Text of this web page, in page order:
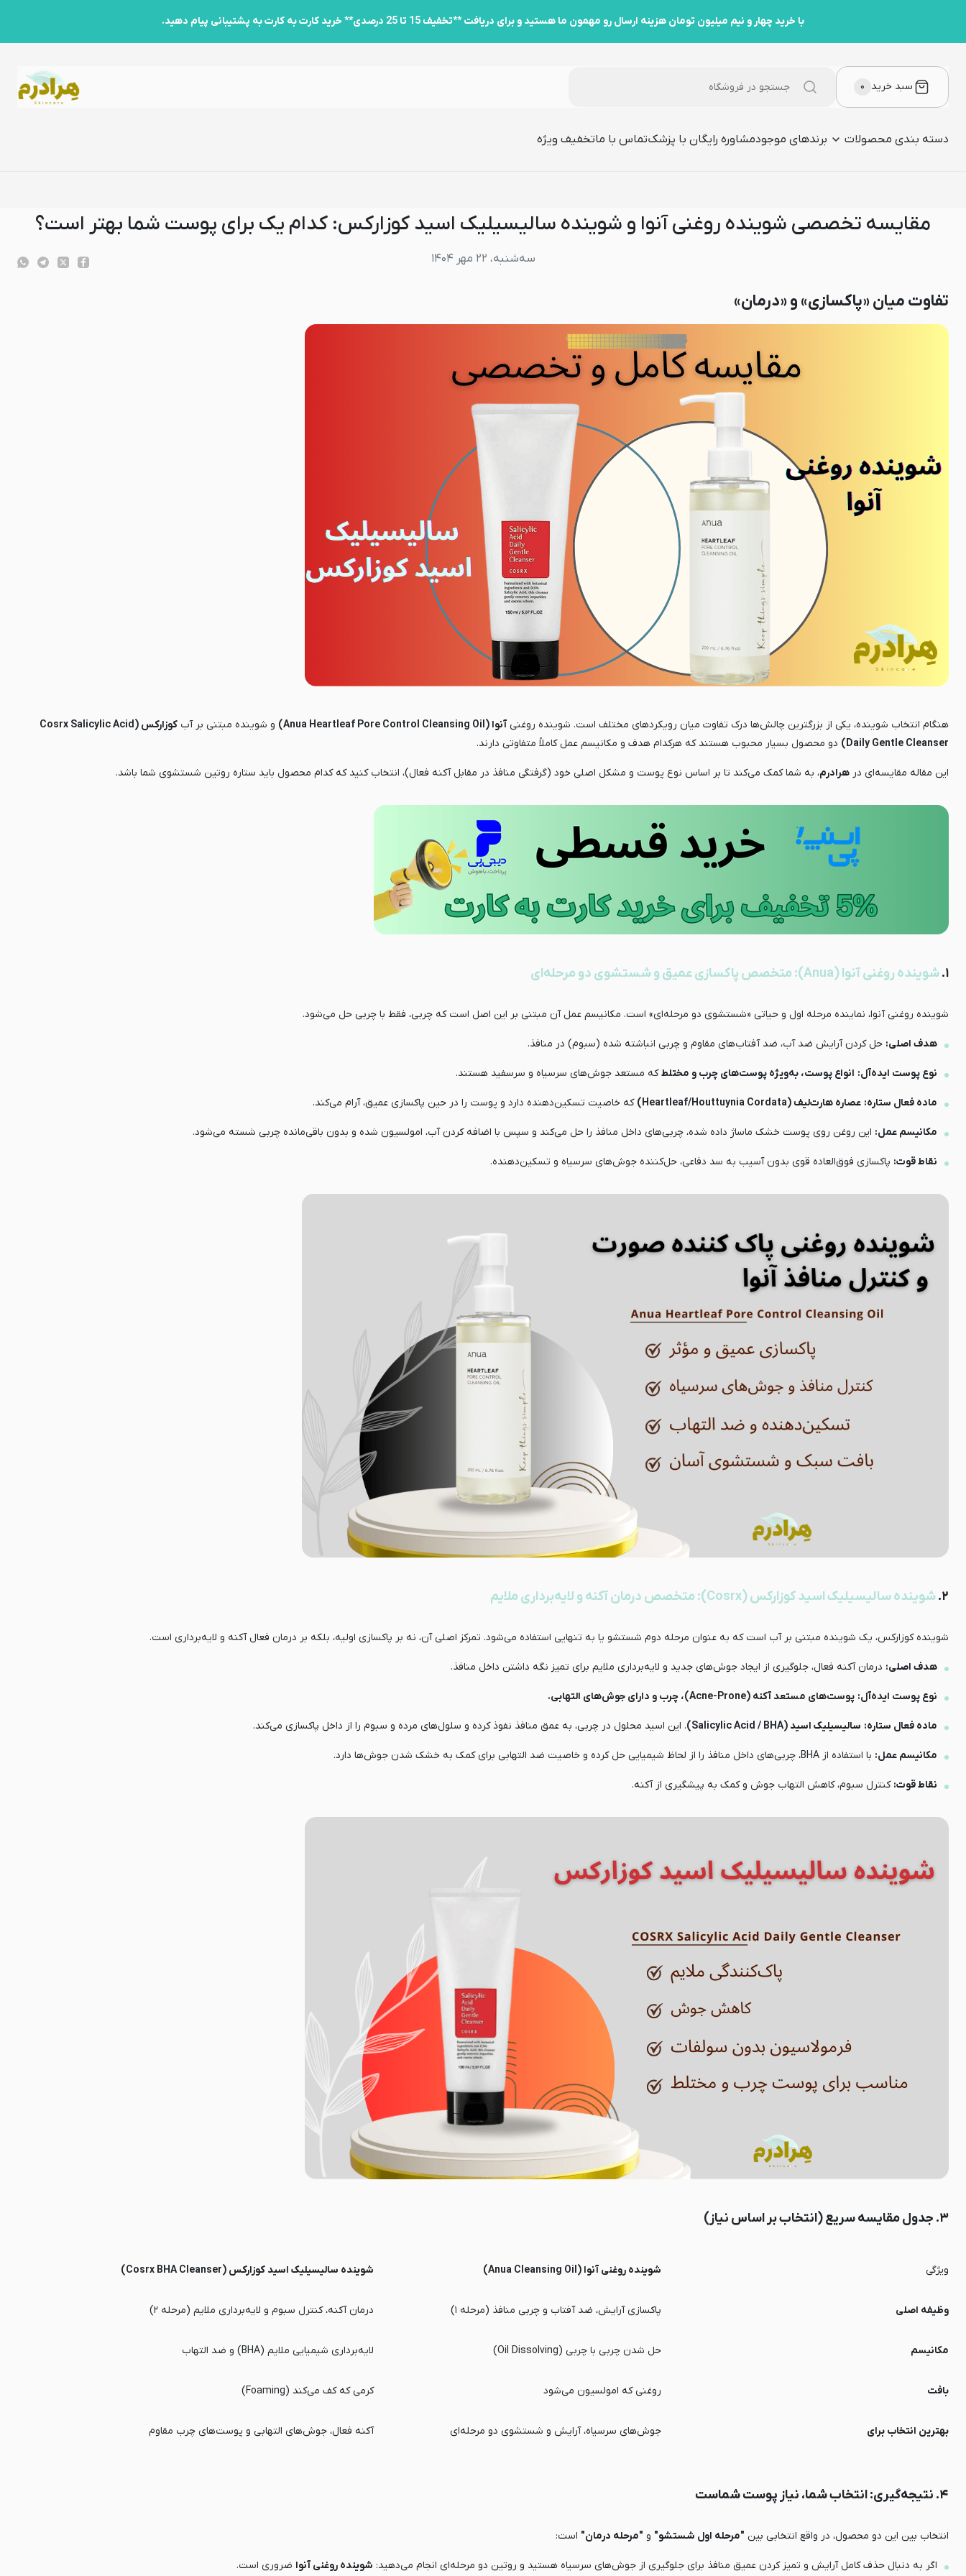
با خرید چهار و نیم میلیون تومان هزینه ارسال رو مهمون ما هستید و برای دریافت **تخفیف 15 تا 25 درصدی** خرید کارت به کارت به پشتیبانی پیام دهید.
سبد خرید ۰
دسته بندی محصولات برندهای موجودمشاوره رایگان با پزشکتماس با ماتخفیف ویژه
مقایسه تخصصی شوینده روغنی آنوا و شوینده سالیسیلیک اسید کوزارکس: کدام یک برای پوست شما بهتر است؟
سه‌شنبه، ۲۲ مهر ۱۴۰۴
تفاوت میان «پاکسازی» و «درمان»
هنگام انتخاب شوینده، یکی از بزرگترین چالش‌ها درک تفاوت میان رویکردهای مختلف است. شوینده روغنی آنوا (Anua Heartleaf Pore Control Cleansing Oil) و شوینده مبتنی بر آب
کوزارکس (Cosrx Salicylic Acid
Daily Gentle Cleanser)
دو محصول بسیار محبوب هستند که هرکدام هدف و مکانیسم عمل کاملاً متفاوتی دارند.
این مقاله مقایسه‌ای در هرادرم، به شما کمک می‌کند تا بر اساس نوع پوست و مشکل اصلی خود (گرفتگی منافذ در مقابل آکنه فعال)، انتخاب کنید که کدام محصول باید ستاره روتین شستشوی شما باشد.
۱. شوینده روغنی آنوا (Anua): متخصص پاکسازی عمیق و شستشوی دو مرحله‌ای
شوینده روغنی آنوا، نماینده مرحله اول و حیاتی «شستشوی دو مرحله‌ای» است. مکانیسم عمل آن مبتنی بر این اصل است که چربی، فقط با چربی حل می‌شود.
هدف اصلی: حل کردن آرایش ضد آب، ضد آفتاب‌های مقاوم و چربی انباشته شده (سبوم) در منافذ.
نوع پوست ایده‌آل: انواع پوست، به‌ویژه پوست‌های چرب و مختلطکه مستعد جوش‌های سرسیاه و سرسفید هستند.
ماده فعال ستاره: عصاره هارت‌لیف (Heartleaf/Houttuynia Cordata) که خاصیت تسکین‌دهنده دارد و پوست را در حین پاکسازی عمیق، آرام می‌کند.
مکانیسم عمل: این روغن روی پوست خشک ماساژ داده شده، چربی‌های داخل منافذ را حل می‌کند و سپس با اضافه کردن آب، امولسیون شده و بدون باقی‌مانده چربی شسته می‌شود.
نقاط قوت: پاکسازی فوق‌العاده قوی بدون آسیب به سد دفاعی، حل‌کننده جوش‌های سرسیاه و تسکین‌دهنده.
۲. شوینده سالیسیلیک اسید کوزارکس (Cosrx): متخصص درمان آکنه و لایه‌برداری ملایم
شوینده کوزارکس، یک شوینده مبتنی بر آب است که به عنوان مرحله دوم شستشو یا به تنهایی استفاده می‌شود. تمرکز اصلی آن، نه بر پاکسازی اولیه، بلکه بر درمان فعال آکنه و لایه‌برداری است.
هدف اصلی: درمان آکنه فعال، جلوگیری از ایجاد جوش‌های جدید و لایه‌برداری ملایم برای تمیز نگه داشتن داخل منافذ.
نوع پوست ایده‌آل: پوست‌های مستعد آکنه (Acne-Prone)، چرب و دارای جوش‌های التهابی.
ماده فعال ستاره: سالیسیلیک اسید (Salicylic Acid / BHA) . این اسید محلول در چربی، به عمق منافذ نفوذ کرده و سلول‌های مرده و سبوم را از داخل پاکسازی می‌کند.
مکانیسم عمل: با استفاده از BHA، چربی‌های داخل منافذ را از لحاظ شیمیایی حل کرده و خاصیت ضد التهابی برای کمک به خشک شدن جوش‌ها دارد.
نقاط قوت: کنترل سبوم، کاهش التهاب جوش و کمک به پیشگیری از آکنه.
۳. جدول مقایسه سریع (انتخاب بر اساس نیاز)
ویژگی شوینده روغنی آنوا (Anua Cleansing Oil) شوینده سالیسیلیک اسید کوزارکس (Cosrx BHA Cleanser)
وظیفه اصلی پاکسازی آرایش، ضد آفتاب و چربی منافذ (مرحله ۱) درمان آکنه، کنترل سبوم و لایه‌برداری ملایم (مرحله ۲)
مکانیسم حل شدن چربی با چربی (Oil Dissolving) لایه‌برداری شیمیایی ملایم (BHA) و ضد التهاب
بافت روغنی که امولسیون می‌شود کرمی که کف می‌کند (Foaming)
بهترین انتخاب برای جوش‌های سرسیاه، آرایش و شستشوی دو مرحله‌ای آکنه فعال، جوش‌های التهابی و پوست‌های چرب مقاوم
۴. نتیجه‌گیری: انتخاب شما، نیاز پوست شماست
انتخاب بین این دو محصول، در واقع انتخابی بین "مرحله اول شستشو" و "مرحله درمان" است:
اگر به دنبال حذف کامل آرایش و تمیز کردن عمیق منافذ برای جلوگیری از جوش‌های سرسیاه هستید و روتین دو مرحله‌ای انجام می‌دهید: شوینده روغنی آنوا ضروری است.